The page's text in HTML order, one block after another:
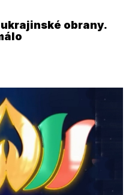
obrany.